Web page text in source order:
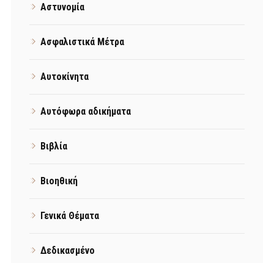
Αστυνομία
Ασφαλιστικά Μέτρα
Αυτοκίνητα
Αυτόφωρα αδικήματα
Βιβλία
Βιοηθική
Γενικά Θέματα
Δεδικασμένο